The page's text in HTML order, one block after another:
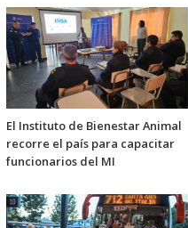
El Instituto de Bienestar Animal
recorre el país para capacitar
funcionarios del MI